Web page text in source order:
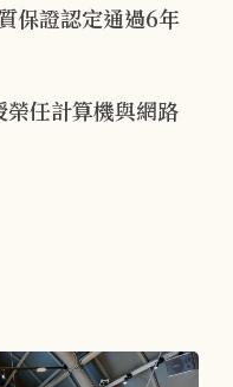
保證認定通過6年